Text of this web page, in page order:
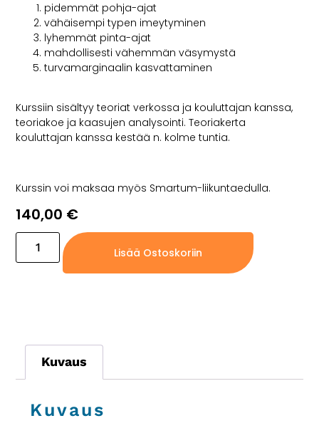
pidemmät pohja-ajat
vähäisempi typen imeytyminen
lyhemmät pinta-ajat
mahdollisesti vähemmän väsymystä
turvamarginaalin kasvattaminen
Kurssiin sisältyy teoriat verkossa ja kouluttajan kanssa,
teoriakoe ja kaasujen analysointi. Teoriakerta
kouluttajan kanssa kestää n. kolme tuntia.
Kurssin voi maksaa myös Smartum-liikuntaedulla.
140,00 €
Lisää Ostoskoriin
Kuvaus
Kuvaus